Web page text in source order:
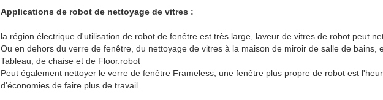
Applications de robot de nettoyage de vitres :
la région électrique d'utilisation de robot de fenêtre est très large, laveur de vitres de robot peut
Ou en dehors du verre de fenêtre, du nettoyage de vitres à la maison de miroir de salle de bains,
Tableau, de chaise et de Floor.robot
Peut également nettoyer le verre de fenêtre Frameless, une fenêtre plus propre de robot est
d'économies de faire plus de travail.